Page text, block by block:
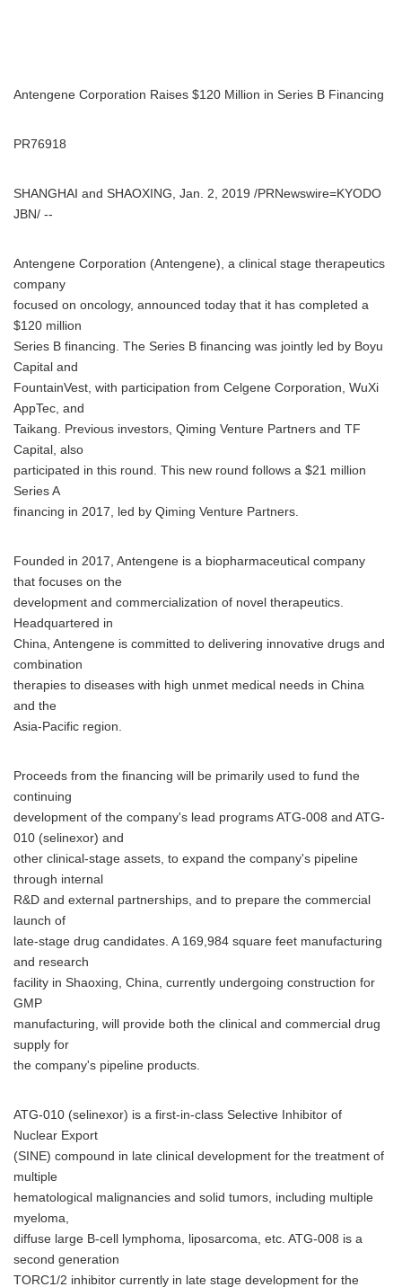
Antengene Corporation Raises $120 Million in Series B Financing
PR76918
SHANGHAI and SHAOXING, Jan. 2, 2019 /PRNewswire=KYODO
JBN/ --
Antengene Corporation (Antengene), a clinical stage therapeutics
company
focused on oncology, announced today that it has completed a
$120 million
Series B financing. The Series B financing was jointly led by Boyu
Capital and
FountainVest, with participation from Celgene Corporation, WuXi
AppTec, and
Taikang. Previous investors, Qiming Venture Partners and TF
Capital, also
participated in this round. This new round follows a $21 million
Series A
financing in 2017, led by Qiming Venture Partners.
Founded in 2017, Antengene is a biopharmaceutical company
that focuses on the
development and commercialization of novel therapeutics.
Headquartered in
China, Antengene is committed to delivering innovative drugs and
combination
therapies to diseases with high unmet medical needs in China
and the
Asia-Pacific region.
Proceeds from the financing will be primarily used to fund the
continuing
development of the company's lead programs ATG-008 and ATG-
010 (selinexor) and
other clinical-stage assets, to expand the company's pipeline
through internal
R&D and external partnerships, and to prepare the commercial
launch of
late-stage drug candidates. A 169,984 square feet manufacturing
and research
facility in Shaoxing, China, currently undergoing construction for
GMP
manufacturing, will provide both the clinical and commercial drug
supply for
the company's pipeline products.
ATG-010 (selinexor) is a first-in-class Selective Inhibitor of
Nuclear Export
(SINE) compound in late clinical development for the treatment of
multiple
hematological malignancies and solid tumors, including multiple
myeloma,
diffuse large B-cell lymphoma, liposarcoma, etc. ATG-008 is a
second generation
TORC1/2 inhibitor currently in late stage development for the